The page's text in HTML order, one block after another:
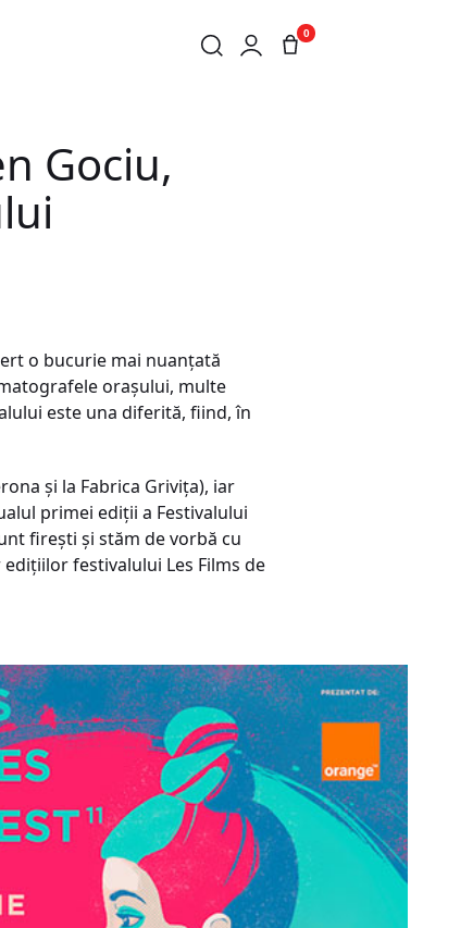
0
A FESTIVALULUI
Gociu,
o bucurie mai nuanțată
orașului, multe
este una diferită, fiind, în
și la Fabrica Grivița), iar
primei ediții a Festivalului
firești și stăm de vorbă cu
festivalului Les Films de